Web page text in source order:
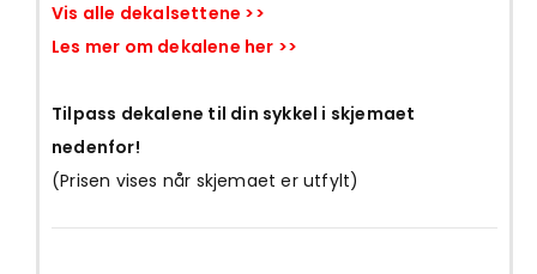
Vis alle dekalsettene >>
Les mer om dekalene her >>
Tilpass dekalene til din sykkel i skjemaet
nedenfor!
(Prisen vises når skjemaet er utfylt)